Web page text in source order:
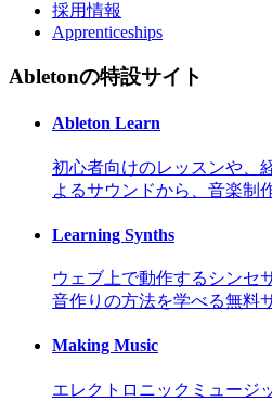
採用情報
Apprenticeships
Abletonの特設サイト
Ableton Learn
初心者向けのレッスンや、
よるサウンドから、音楽制
Learning Synths
ウェブ上で動作するシンセ
音作りの方法を学べる無料
Making Music
エレクトロニックミュージ